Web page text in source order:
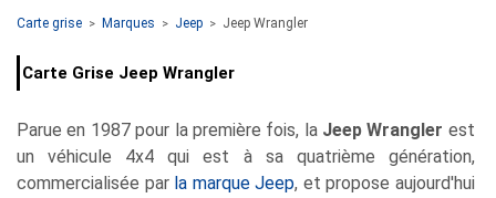
Carte grise > Marques > Jeep > Jeep Wrangler
Carte Grise Jeep Wrangler
Parue en 1987 pour la première fois, la Jeep Wrangler est
un véhicule 4x4 qui est à sa quatrième génération,
commercialisée par la marque Jeep, et propose aujourd'hui